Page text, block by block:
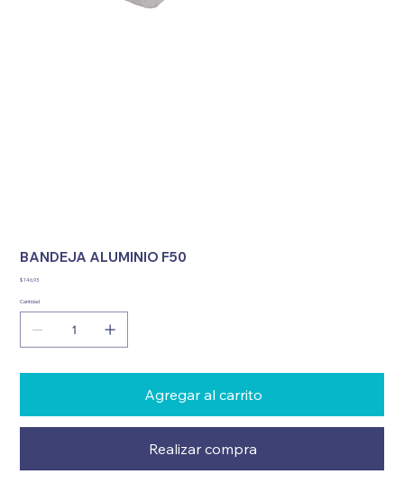
BANDEJA ALUMINIO F50
Precio
$ 146,93
Cantidad
Agregar al carrito
Realizar compra